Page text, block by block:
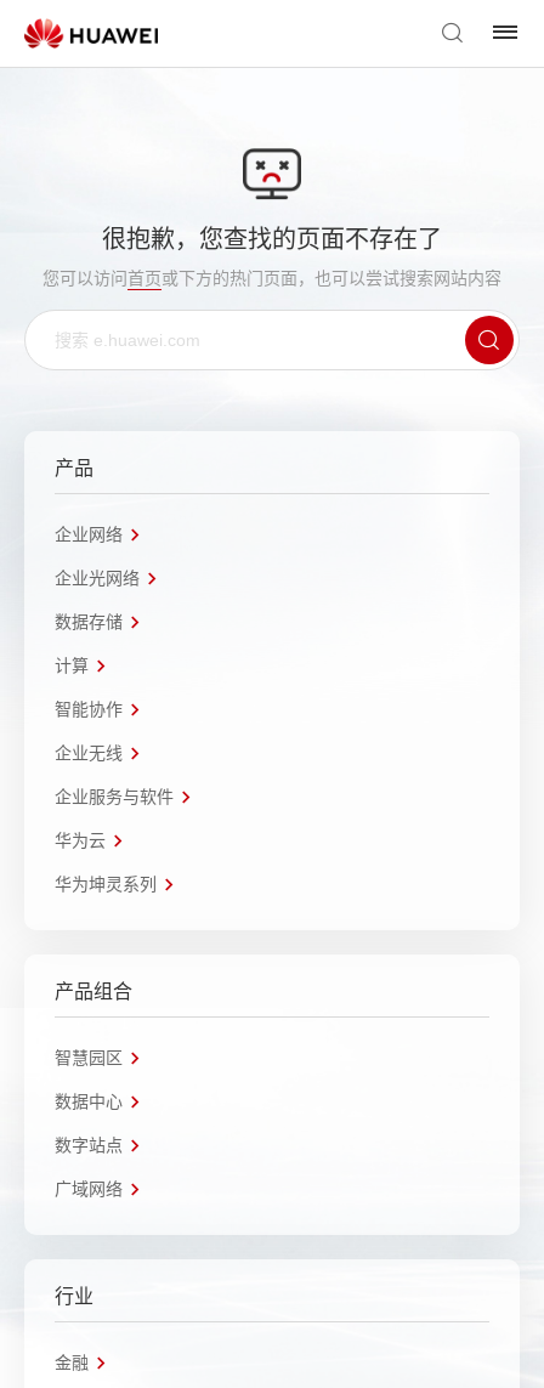
很抱歉，您查找的页面不存在了
您可以访问首页或下方的热门页面，也可以尝试搜索网站内容
产品
企业网络
企业光网络
数据存储
计算
智能协作
企业无线
企业服务与软件
华为云
华为坤灵系列
产品组合
智慧园区
数据中心
数字站点
广域网络
行业
金融